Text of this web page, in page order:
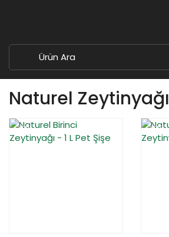
Naturel Zeytinyağı
YENİ YENİ